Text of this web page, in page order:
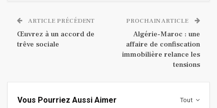
ARTICLE PRÉCÉDENT
Œuvrez à un accord de
trêve sociale
PROCHAIN ARTICLE
Algérie-Maroc : une
affaire de confiscation
immobilière relance les
tensions
Tout
Vous Pourriez Aussi Aimer